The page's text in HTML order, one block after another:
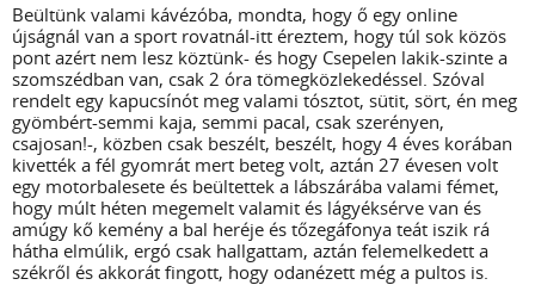
Beültünk valami kávézóba, mondta, hogy ő egy online
újságnál van a sport rovatnál-itt éreztem, hogy túl sok közös
pont azért nem lesz köztünk- és hogy Csepelen lakik-szinte a
szomszédban van, csak 2 óra tömegközlekedéssel. Szóval
rendelt egy kapucsínót meg valami tósztot, sütit, sört, én meg
gyömbért-semmi kaja, semmi pacal, csak szerényen,
csajosan!-, közben csak beszélt, beszélt, hogy 4 éves korában
kivették a fél gyomrát mert beteg volt, aztán 27 évesen volt
egy motorbalesete és beültettek a lábszárába valami fémet,
hogy múlt héten megemelt valamit és lágyéksérve van és
amúgy kő kemény a bal heréje és tőzegáfonya teát iszik rá
hátha elmúlik, ergó csak hallgattam, aztán felemelkedett a
székről és akkorát fingott, hogy odanézett még a pultos is.